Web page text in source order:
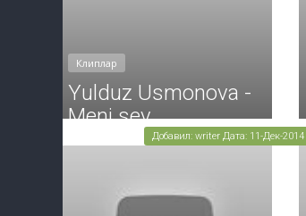
Клиплар
Yulduz Usmonova -
Meni sev
Добавил: writer Дата: 11-Дек-2014